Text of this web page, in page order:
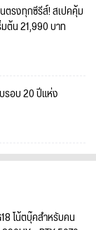
ตรงทุกซีรีส์! สเปคคุ้ม
ต้น 21,990 บาท
รอบ 20 ปีแห่ง
โน้ตบุ๊คสำหรับคน